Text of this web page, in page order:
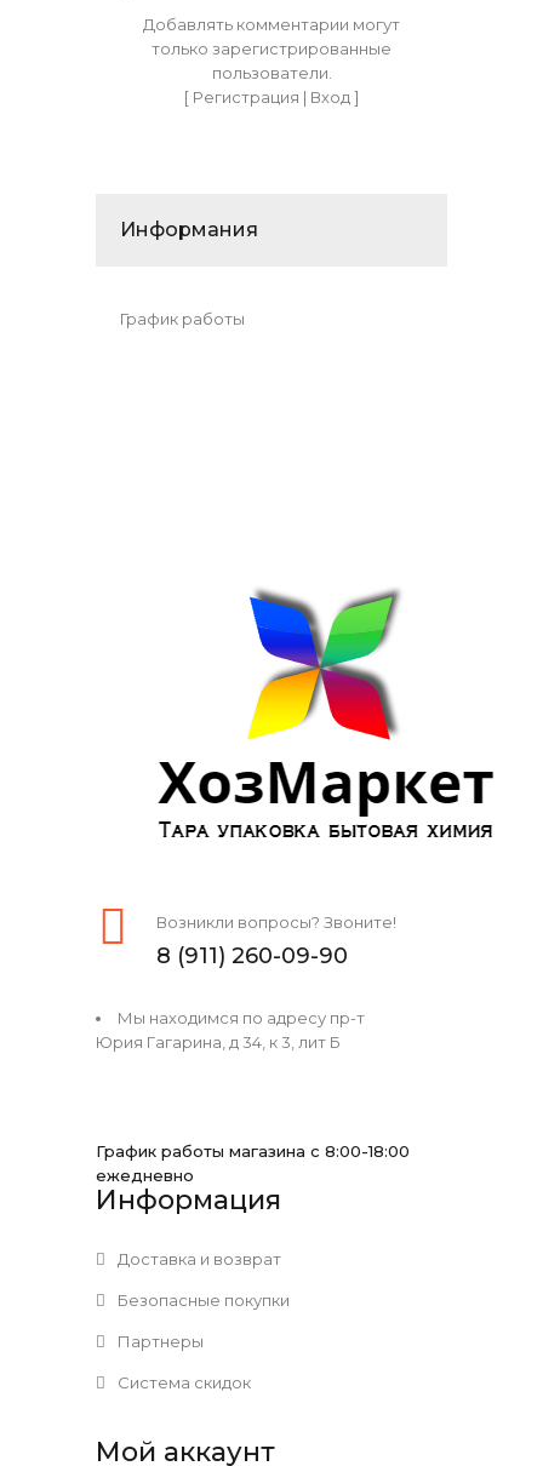
Добавлять комментарии могут
только зарегистрированные
пользователи.
[ Регистрация | Вход]
Информания
График работы
Возникли вопросы? Звоните!
8 (911) 260-09-90
Мы находимся по адресу пр-т
Юрия Гагарина, д 34, к 3, лит Б
График работы магазина с 8:00-18:00
ежедневно
Информация
Доставка и возврат
Безопасные покупки
Партнеры
Система скидок
Мой аккаунт